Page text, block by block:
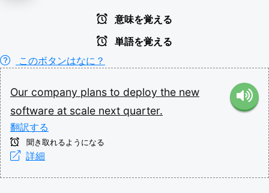
意味を覚える
単語を覚える
このボタンはなに？
Our company plans to deploy the new
software at scale next quarter.
翻訳する
聞き取れるようになる
詳細